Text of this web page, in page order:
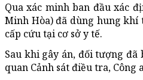
Qua xác minh ban đầu xác
Minh Hòa) đã dùng hung khí
cấp cứu tại cơ sở y tế.
Sau khi gây án, đối tượng
quan Cảnh sát điều tra,